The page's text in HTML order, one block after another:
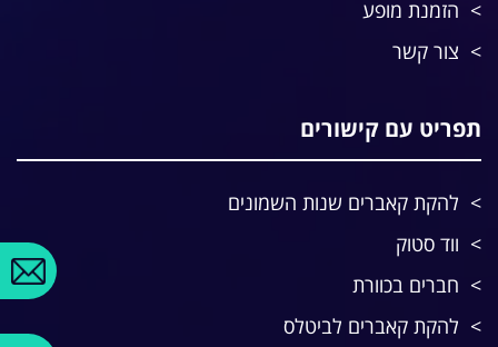
הזמנת מופע
צור קשר
תפריט עם קישורים
להקת קאברים שנות השמונים
ווד סטוק
חברים בכוורת
להקת קאברים לביטלס